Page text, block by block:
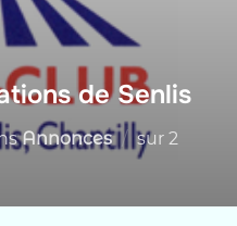
de Senlis
Annonces sur Publié
2